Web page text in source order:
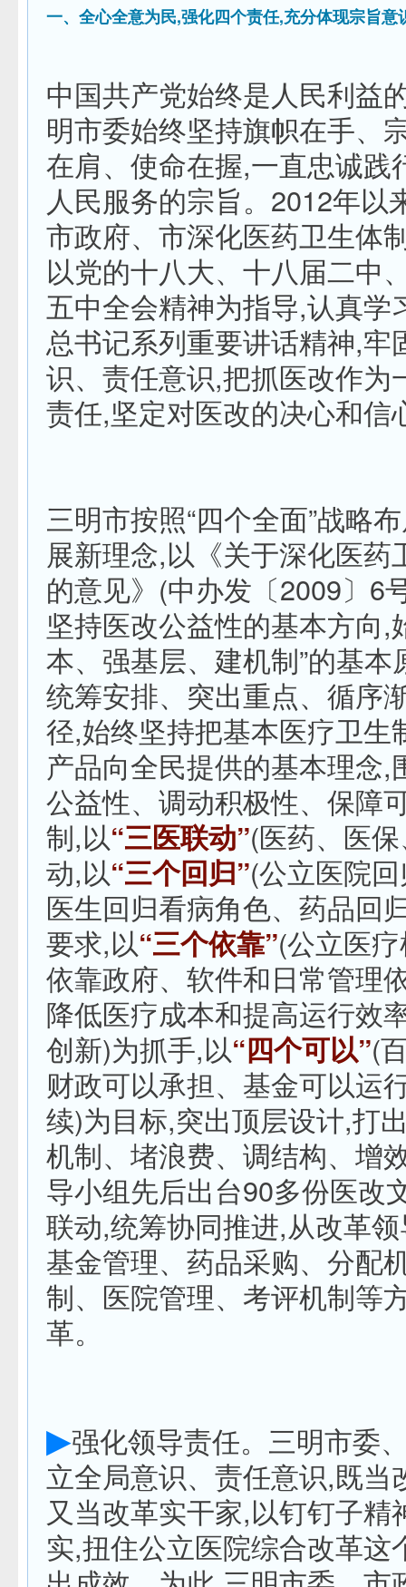
一、全心全意为民,强化四个责任,充分体现宗旨意
中国共产党始终是人民利益
明市委始终坚持旗帜在手、
在肩、使命在握,一直忠诚践
人民服务的宗旨。2012年以
市政府、市深化医药卫生体
以党的十八大、十八届二中
五中全会精神为指导,认真学
总书记系列重要讲话精神,牢
识、责任意识,把抓医改作为
责任,坚定对医改的决心和信
三明市按照“四个全面”战略
展新理念,以《关于深化医药
的意见》(中办发〔2009〕6
坚持医改公益性的基本方向,
本、强基层、建机制”的基
统筹安排、突出重点、循序
径,始终坚持把基本医疗卫生
产品向全民提供的基本理念,
公益性、调动积极性、保障
制,以“三医联动”(医药、医
动,以“三个回归”(公立医院
医生回归看病角色、药品回
要求,以“三个依靠”(公立医
依靠政府、软件和日常管理
降低医疗成本和提高运行效
创新)为抓手,以“四个可以”(
财政可以承担、基金可以运
续)为目标,突出顶层设计,打
机制、堵浪费、调结构、增
导小组先后出台90多份医改
联动,统筹协同推进,从改革
基金管理、药品采购、分配
制、医院管理、考评机制等
革。
▶强化领导责任。三明市委
立全局意识、责任意识,既当
又当改革实干家,以钉钉子精
实,扭住公立医院综合改革这